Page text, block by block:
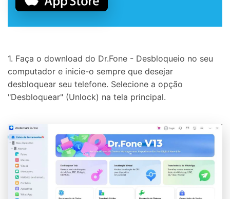
1. Faça o download do Dr.Fone - Desbloqueio no seu
computador e inicie-o sempre que desejar
desbloquear seu telefone. Selecione a opção
"Desbloquear" (Unlock) na tela principal.